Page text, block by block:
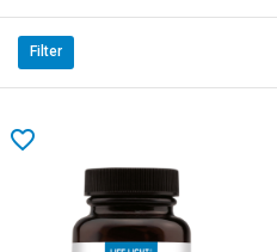
Filter
favorite_border